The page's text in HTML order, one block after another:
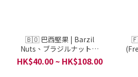
🇧🇴 巴西堅果 | Barzil
Nuts、ブラジルナットノ
キ、ブラジルナット (Pará
nuts) / A LA CARTE / 來自玻
HK$40.00 ~ HK$108.00